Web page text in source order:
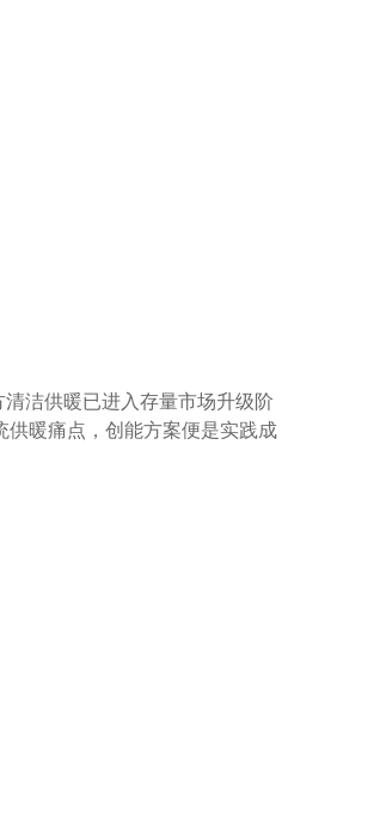
洁供暖已进入存量市场升级阶
暖痛点，创能方案便是实践成